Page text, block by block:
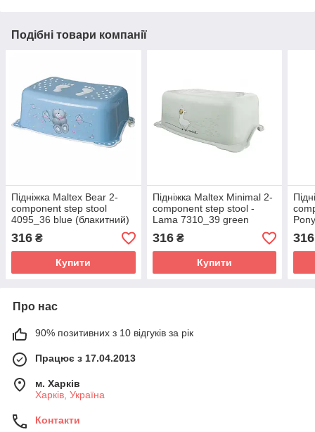
Подібні товари компанії
Підніжка Maltex Bear 2-
component step stool
4095_36 blue (блакитний)
316 ₴
Купити
Підніжка Maltex Minimal 2-
component step stool -
Lama 7310_39 green
(зелений)
316₴
Купити
316
Про нас
90% позитивних з 10 відгуків за рік
Працює з 17.04.2013
м. Харків
Харків, Україна
Контакти